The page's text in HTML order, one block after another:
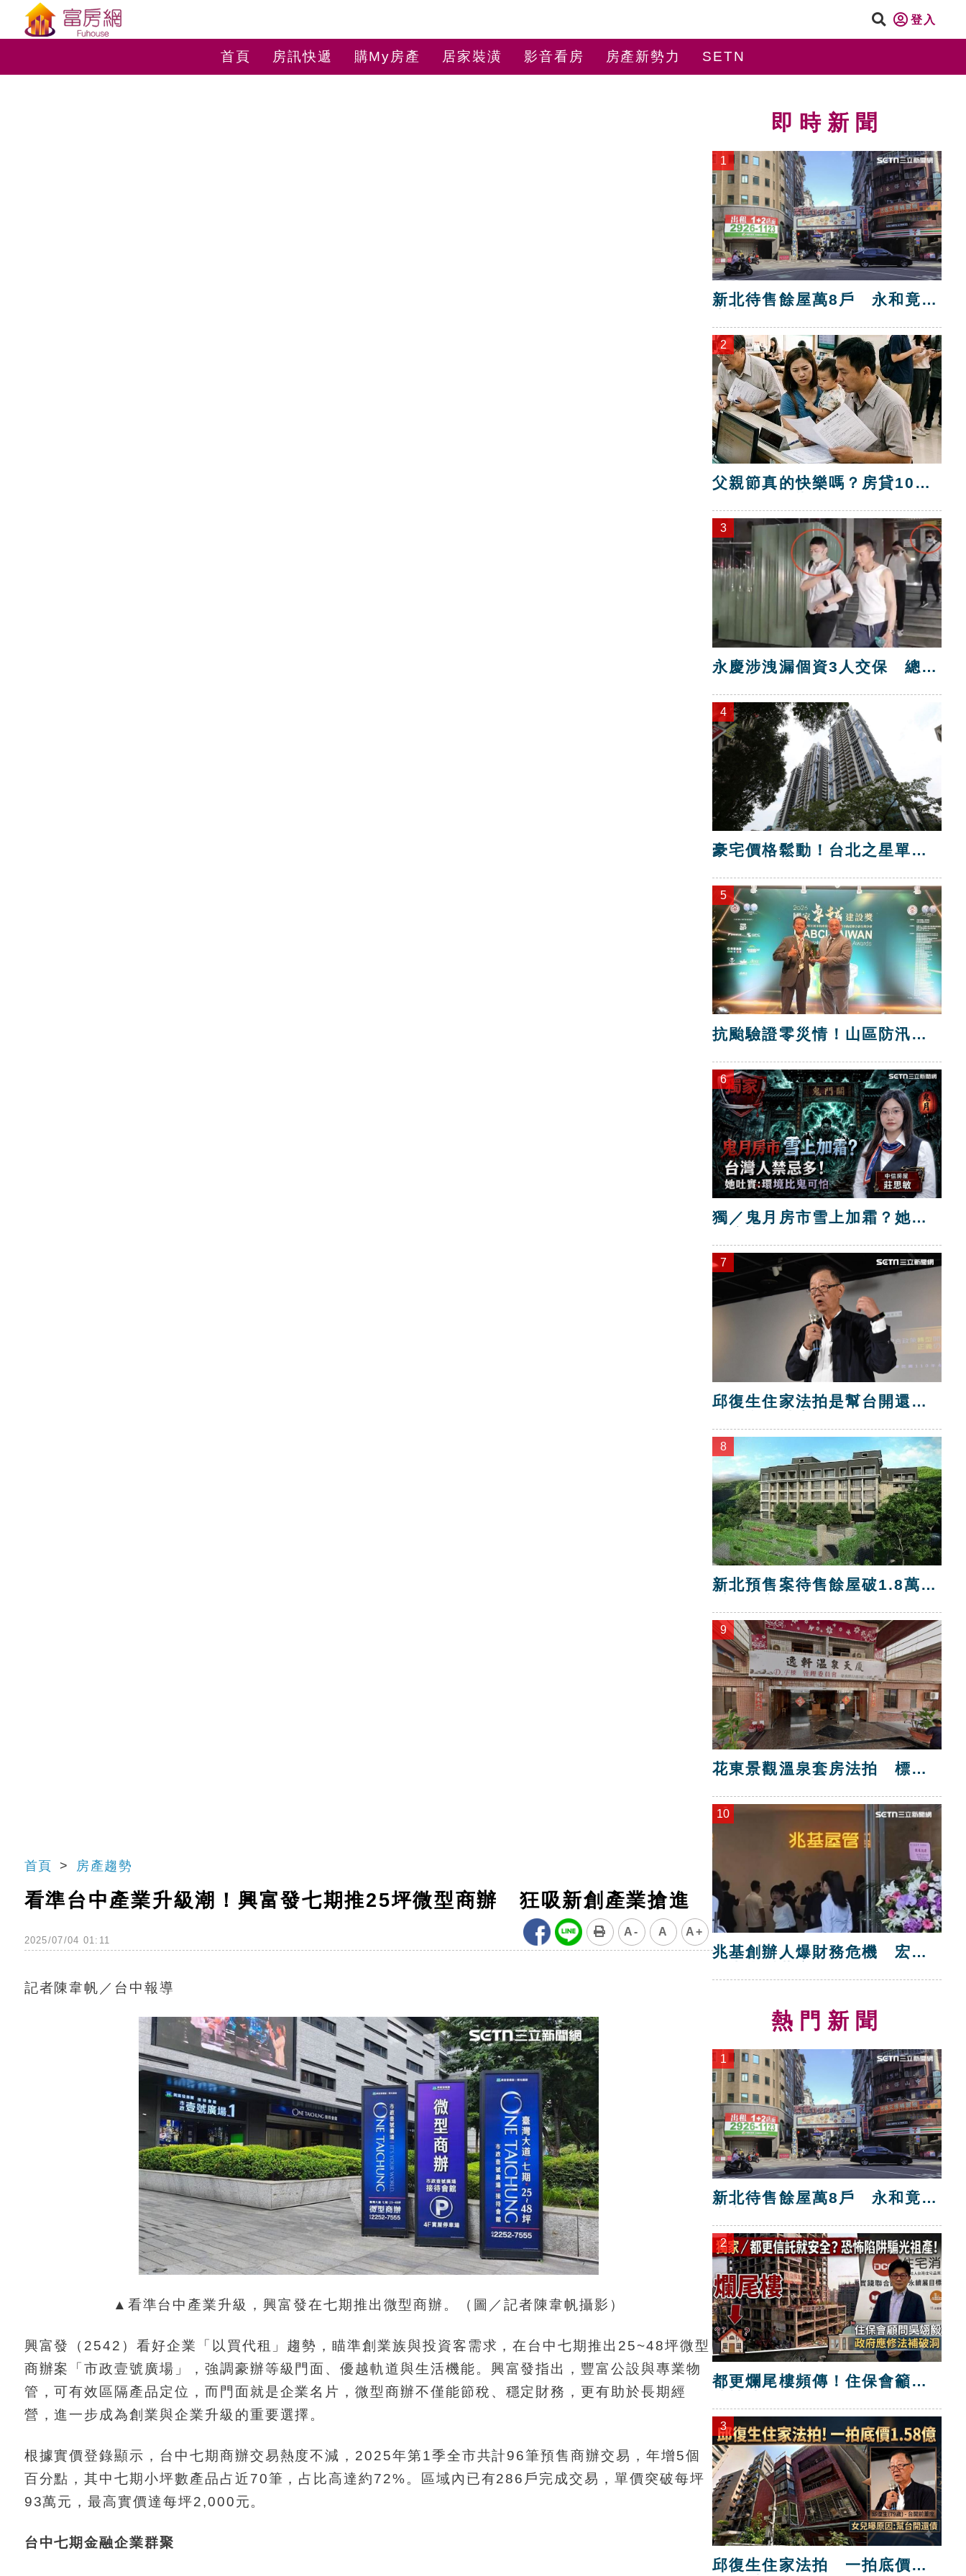
登入
首頁 房訊快遞 購My房產 居家裝潢 影音看房 房產新勢力 SETN
首頁 房產趨勢
看準台中產業升級潮！興富發七期推25坪微型商辦 狂吸新創產業搶進
2025/07/04 01:11
A- A A+
記者陳韋帆／台中報導
▲看準台中產業升級，興富發在七期推出微型商辦。（圖／記者陳韋帆攝影）
興富發（2542）看好企業「以買代租」趨勢，瞄準創業族與投資客需求，在台中七期推出25~48坪微型
商辦案「市政壹號廣場」，強調豪辦等級門面、優越軌道與生活機能。興富發指出，豐富公設與專業物
管，可有效區隔產品定位，而門面就是企業名片，微型商辦不僅能節稅、穩定財務，更有助於長期經
營，進一步成為創業與企業升級的重要選擇。
根據實價登錄顯示，台中七期商辦交易熱度不減，2025年第1季全市共計96筆預售商辦交易，年增5個
百分點，其中七期小坪數產品占近70筆，占比高達約72%。區域內已有286戶完成交易，單價突破每坪
93萬元，最高實價達每坪2,000元。
台中七期金融企業群聚
即時新聞
1
新北待售餘屋萬8戶 永和竟只
2
父親節真的快樂嗎？房貸10年
3
永慶涉洩漏個資3人交保 總部
4
豪宅價格鬆動！台北之星單坪
5
抗颱驗證零災情！山區防汛工
6
獨／鬼月房市雪上加霜？她：
7
邱復生住家法拍是幫台開還
8
新北預售案待售餘屋破1.8萬
9
花東景觀溫泉套房法拍 標脫
10
兆基創辦人爆財務危機 宏碁
熱門新聞
1
新北待售餘屋萬8戶 永和竟只
2
都更爛尾樓頻傳！住保會籲修
3
邱復生住家法拍 一拍底價